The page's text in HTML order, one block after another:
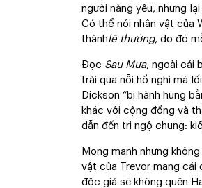
người nàng yêu, nhưng
Có thể nói nhân vật của
thànhlẽ thường, do đó
Đọc Sau Mưa, ngoài cái
trải qua nỗi hồ nghi mà
Dickson “bị hành hung
khác với cộng đồng và
dẫn đến tri ngộ chung:
Mong manh nhưng
vật của Trevor mang cái
độc giả sẽ không quên